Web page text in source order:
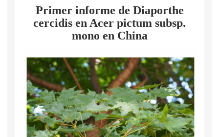
Primer informe de Diaporthe
cercidis en Acer pictum subsp.
mono en China